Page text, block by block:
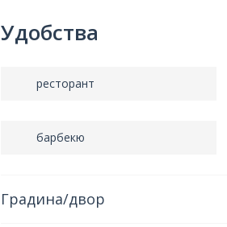
Удобства
ресторант
барбекю
Градина/двор